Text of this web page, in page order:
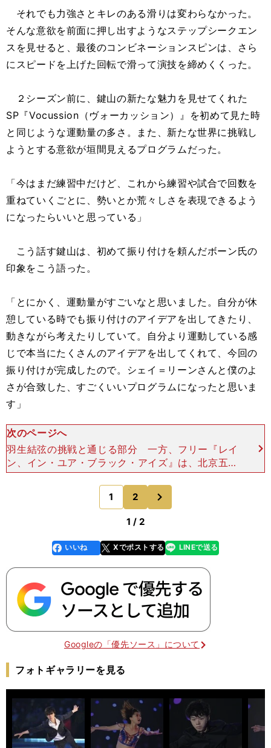
それでも力強さとキレのある滑りは変わらなかった。
そんな意欲を前面に押し出すようなステップシークエン
スを見せると、最後のコンビネーションスピンは、さら
にスピードを上げた回転で滑って演技を締めくくった。
２シーズン前に、鍵山の新たな魅力を見せてくれた
SP『Vocussion（ヴォーカッション）』を初めて見た時
と同じような運動量の多さ。また、新たな世界に挑戦し
ようとする意欲が垣間見えるプログラムだった。
「今はまだ練習中だけど、これから練習や試合で回数を
重ねていくごとに、勢いとか荒々しさを表現できるよう
になったらいいと思っている」
こう話す鍵山は、初めて振り付けを頼んだボーン氏の
印象をこう語った。
「とにかく、運動量がすごいなと思いました。自分が休
憩している時でも振り付けのアイデアを出してきたり、
動きながら考えたりしていて。自分より運動している感
じで本当にたくさんのアイデアを出してくれて、今回の
振り付けが完成したので。シェイ＝リーンさんと僕のよ
さが合致した、すごくいいプログラムになったと思いま
す」
次のページへ
羽生結弦の挑戦と通じる部分 一方、フリー『レイ
ン、イン・ユア・ブラック・アイズ』は、北京五輪
のペアで優勝したスイ・ウェンジン／ハン・ツォン
組（中国）や、アイスダンスのガブリエラ・パパダ
キス／ギヨーム
1 2
1 / 2
faceboo
k
いいね Xでポストする
line LINEで送る
Googleの「優先ソース」について
フォトギャラリーを見る